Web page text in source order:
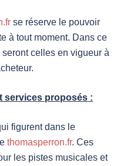
se réserve le pouvoir
à tout moment. Dans ce
celles en vigueur à
services proposés :
figurent dans le
thomasperron.fr. Ces
les pistes musicales et